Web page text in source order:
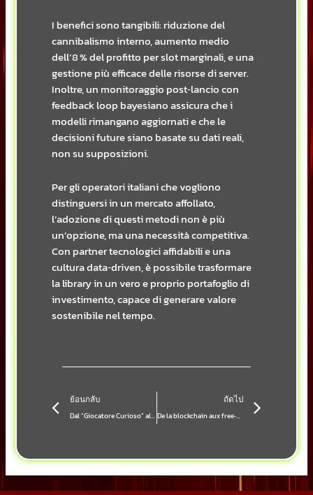
I benefici sono tangibili: riduzione del
cannibalismo interno, aumento medio
dell’8 % del profitto per slot marginali, e una
gestione più efficace delle risorse di server.
Inoltre, un monitoraggio post‑lancio con
feedback loop bayesiano assicura che i
modelli rimangano aggiornati e che le
decisioni future siano basate su dati reali,
non su supposizioni.
Per gli operatori italiani che vogliono
distinguersi in un mercato affollato,
l’adozione di questi metodi non è più
un’opzione, ma una necessità competitiva.
Con partner tecnologici affidabili e una
cultura data‑driven, è possibile trasformare
la library in un vero e proprio portafoglio di
investimento, capace di generare valore
sostenibile nel tempo.
Prev
ย้อนกลับ
Dal “Giocatore Curioso” al “Campione Digitale”: il percorso psicologico che trasforma un principiante in una star dei casinò online
ถัดไป
De la blockchain aux free‑spins : évolution de la sécurité des paiements dans les casinos crypto